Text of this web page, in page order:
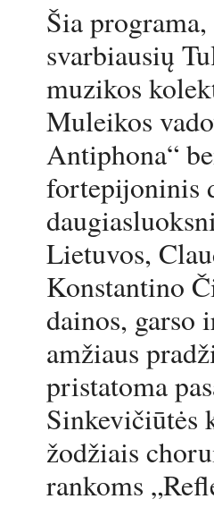
Šia
svarbiausių
muzikos
Muleikos
Antiphona“
fortepijoninis
Lietuvos,
Konstantino
dainos, garso
amžiaus
pristatoma
Sinkevičiūtės
žodžiais
rankoms